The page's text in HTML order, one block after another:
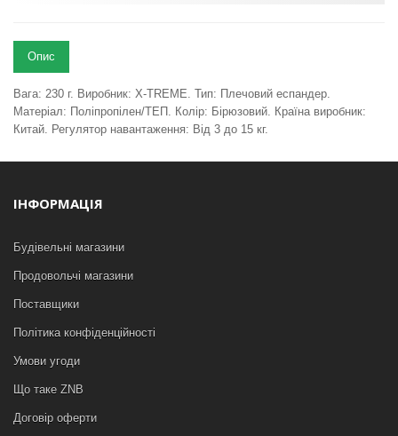
Опис
Вага: 230 г. Виробник: X-TREME. Тип: Плечовий еспандер.
Матеріал: Поліпропілен/ТЕП. Колір: Бірюзовий. Країна виробник:
Китай. Регулятор навантаження: Від 3 до 15 кг.
ІНФОРМАЦІЯ
Будівельні магазини
Продовольчі магазини
Поставщики
Політика конфіденційності
Умови угоди
Що таке ZNB
Договір оферти